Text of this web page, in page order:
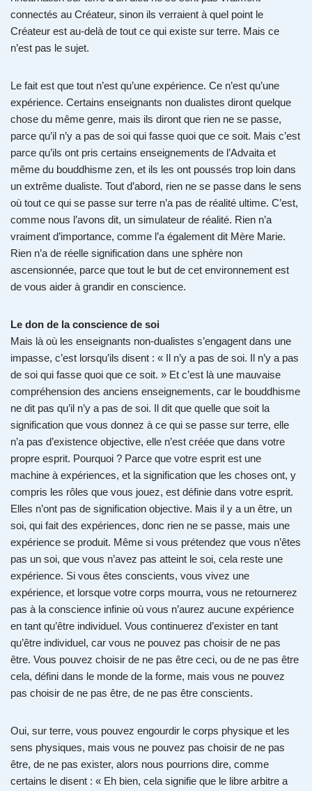
connectés au Créateur, sinon ils verraient à quel point le
Créateur est au-delà de tout ce qui existe sur terre. Mais ce
n’est pas le sujet.
Le fait est que tout n’est qu’une expérience. Ce n’est qu’une
expérience. Certains enseignants non dualistes diront quelque
chose du même genre, mais ils diront que rien ne se passe,
parce qu’il n’y a pas de soi qui fasse quoi que ce soit. Mais c’est
parce qu’ils ont pris certains enseignements de l’Advaita et
même du bouddhisme zen, et ils les ont poussés trop loin dans
un extrême dualiste. Tout d’abord, rien ne se passe dans le sens
où tout ce qui se passe sur terre n’a pas de réalité ultime. C’est,
comme nous l’avons dit, un simulateur de réalité. Rien n’a
vraiment d’importance, comme l’a également dit Mère Marie.
Rien n’a de réelle signification dans une sphère non
ascensionnée, parce que tout le but de cet environnement est
de vous aider à grandir en conscience.
Le don de la conscience de soi
Mais là où les enseignants non-dualistes s’engagent dans une
impasse, c’est lorsqu’ils disent : « Il n’y a pas de soi. Il n’y a pas
de soi qui fasse quoi que ce soit. » Et c’est là une mauvaise
compréhension des anciens enseignements, car le bouddhisme
ne dit pas qu’il n’y a pas de soi. Il dit que quelle que soit la
signification que vous donnez à ce qui se passe sur terre, elle
n’a pas d’existence objective, elle n’est créée que dans votre
propre esprit. Pourquoi ? Parce que votre esprit est une
machine à expériences, et la signification que les choses ont, y
compris les rôles que vous jouez, est définie dans votre esprit.
Elles n’ont pas de signification objective. Mais il y a un être, un
soi, qui fait des expériences, donc rien ne se passe, mais une
expérience se produit. Même si vous prétendez que vous n’êtes
pas un soi, que vous n’avez pas atteint le soi, cela reste une
expérience. Si vous êtes conscients, vous vivez une
expérience, et lorsque votre corps mourra, vous ne retournerez
pas à la conscience infinie où vous n’aurez aucune expérience
en tant qu’être individuel. Vous continuerez d’exister en tant
qu’être individuel, car vous ne pouvez pas choisir de ne pas
être. Vous pouvez choisir de ne pas être ceci, ou de ne pas être
cela, défini dans le monde de la forme, mais vous ne pouvez
pas choisir de ne pas être, de ne pas être conscients.
Oui, sur terre, vous pouvez engourdir le corps physique et les
sens physiques, mais vous ne pouvez pas choisir de ne pas
être, de ne pas exister, alors nous pourrions dire, comme
certains le disent : « Eh bien, cela signifie que le libre arbitre a